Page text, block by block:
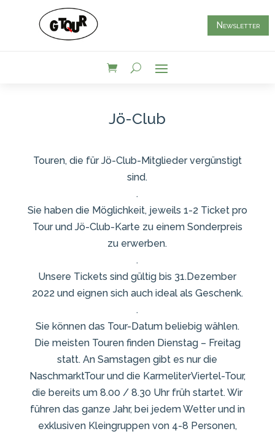
Newsletter
Jö-Club
Touren, die für Jö-Club-Mitglieder vergünstigt
sind.
.
Sie haben die Möglichkeit, jeweils 1-2 Ticket pro
Tour und Jö-Club-Karte zu einem Sonderpreis
zu erwerben.
.
Unsere Tickets sind gültig bis 31.Dezember
2022 und eignen sich auch ideal als Geschenk.
.
Sie können das Tour-Datum beliebig wählen.
Die meisten Touren finden Dienstag – Freitag
statt. An Samstagen gibt es nur die
NaschmarktTour und die KarmeliterViertel-Tour,
die bereits um 8.00 / 8.30 Uhr früh startet. Wir
führen das ganze Jahr, bei jedem Wetter und in
exklusiven Kleingruppen von 4-8 Personen,